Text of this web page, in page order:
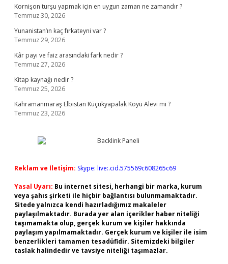
Kornişon turşu yapmak için en uygun zaman ne zamandır ?
Temmuz 30, 2026
Yunanistan’ın kaç fırkateyni var ?
Temmuz 29, 2026
Kâr payı ve faiz arasındaki fark nedir ?
Temmuz 27, 2026
Kitap kaynağı nedir ?
Temmuz 25, 2026
Kahramanmaraş Elbistan Küçükyapalak Köyü Alevi mi ?
Temmuz 23, 2026
Reklam ve İletişim: Skype: live:.cid.575569c608265c69
Yasal Uyarı: Bu internet sitesi, herhangi bir marka, kurum
veya şahıs şirketi ile hiçbir bağlantısı bulunmamaktadır.
Sitede yalnızca kendi hazırladığımız makaleler
paylaşılmaktadır. Burada yer alan içerikler haber niteliği
taşımamakta olup, gerçek kurum ve kişiler hakkında
paylaşım yapılmamaktadır. Gerçek kurum ve kişiler ile isim
benzerlikleri tamamen tesadüfidir. Sitemizdeki bilgiler
taslak halindedir ve tavsiye niteliği taşımazlar.